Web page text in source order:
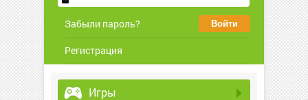
Забыли пароль?
Регистрация
Игры